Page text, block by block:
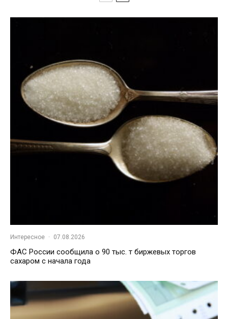
Интересное · 07.08.2026
ФАС России сообщила о 90 тыс. т биржевых торгов
сахаром с начала года